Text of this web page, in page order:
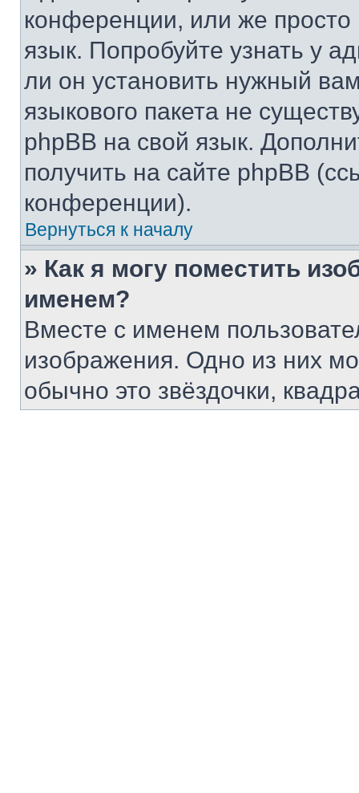
конференции, или же
язык. Попробуйте узнать у
ли он установить нужный
языкового пакета не
phpBB на свой язык.
получить на сайте phpBB
конференции).
Вернуться к началу
» Как я могу поместить
именем?
Вместе с именем
изображения. Одно из них
обычно это звёздочки,